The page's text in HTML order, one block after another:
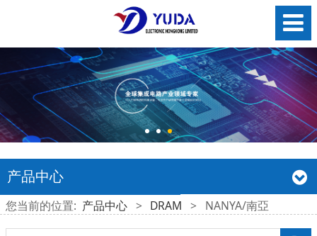
产品中心
您当前的位置: 产品中心 > DRAM > NANYA/南亞